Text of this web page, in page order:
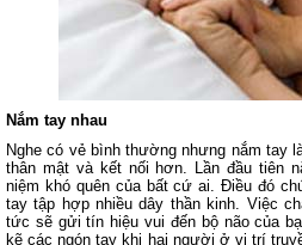
Nắm tay nhau
Nghe có vẻ bình thường nhưng nắm tay
thân mật và kết nối hơn. Lần đầu tiên
niệm khó quên của bất cứ ai. Điều đó
tay tập hợp nhiều dây thần kinh. Việc
tức sẽ gửi tín hiệu vui đến bộ não của
kẽ các ngón tay khi hai người ở vị trí